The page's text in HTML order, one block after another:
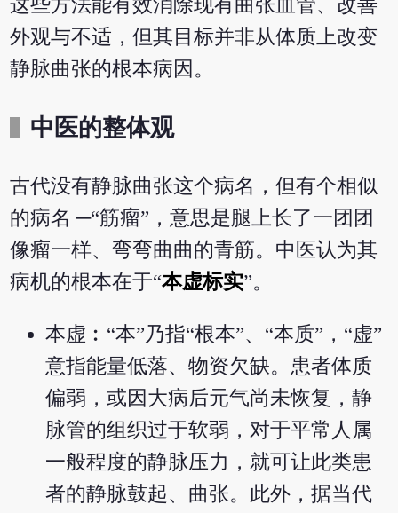
这些方法能有效消除现有曲张血管、改善
外观与不适，但其目标并非从体质上改变
静脉曲张的根本病因。
中医的整体观
古代没有静脉曲张这个病名，但有个相似
的病名 ─“筋瘤”，意思是腿上长了一团团
像瘤一样、弯弯曲曲的青筋。中医认为其
病机的根本在于“本虚标实”。
本虚︰“本”乃指“根本”、“本质”，“虚”
意指能量低落、物资欠缺。患者体质
偏弱，或因大病后元气尚未恢复，静
脉管的组织过于软弱，对于平常人属
一般程度的静脉压力，就可让此类患
者的静脉鼓起、曲张。此外，据当代